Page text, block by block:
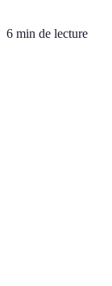
6 min de lecture